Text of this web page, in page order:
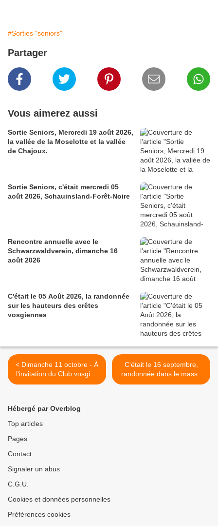
#Sorties "seniors"
Partager
Vous aimerez aussi
Sortie Seniors, Mercredi 19 août 2026,
la vallée de la Moselotte et la vallée
de Chajoux.
Sortie Seniors, c'était mercredi 05
août 2026, Schauinsland-Forêt-Noire
Rencontre annuelle avec le
Schwarzwaldverein, dimanche 16
août 2026
C'était le 05 Août 2026, la randonnée
sur les hauteurs des crêtes
vosgiennes
< Dimanche 11 octobre - À
l'invitation du Club vosgien
de Lièpvre - Rombach-le-
C'était le 16 septembre,
randonnée dans le massif
du Grand Ballon >
Hébergé par Overblog
Top articles
Pages
Contact
Signaler un abus
C.G.U.
Cookies et données personnelles
Préférences cookies